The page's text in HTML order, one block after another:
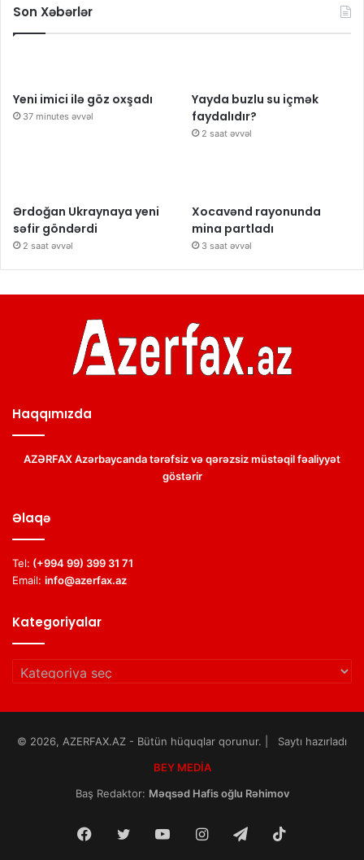
Son Xəbərlər
Yeni imici ilə göz oxşadı
37 minutes əvvəl
Yayda buzlu su içmək
faydalıdır?
2 saat əvvəl
Ərdoğan Ukraynaya yeni
səfir göndərdi
2 saat əvvəl
Xocavənd rayonunda
mina partladı
3 saat əvvəl
Haqqımızda
AZƏRFAX Azərbaycanda tərəfsiz və qərəzsiz müstəqil fəaliyyət
göstərir
Əlaqə
Tel: (+994 99) 399 31 71
Email: info@azerfax.az
Kategoriyalar
Kategoriyalar
© 2026, AZERFAX.AZ - Bütün hüquqlar qorunur. | Saytı hazırladı
BEY MEDİA
Baş Redaktor: Məqsəd Hafis oğlu Rəhimov
Facebook
Twitter YouTubeInstagramTelegram